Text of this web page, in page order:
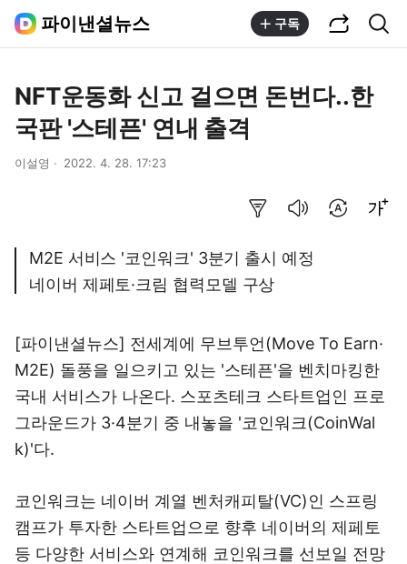
파이낸셜뉴스 구독
NFT운동화 신고 걸으면 돈번다..한
국판 '스테픈' 연내 출격
이설영 2022. 4. 28. 17:23
M2E 서비스 '코인워크' 3분기 출시 예정
네이버 제페토·크림 협력모델 구상
[파이낸셜뉴스] 전세계에 무브투언(Move To Earn·
M2E) 돌풍을 일으키고 있는 '스테픈'을 벤치마킹한
국내 서비스가 나온다. 스포츠테크 스타트업인 프로
그라운드가 3·4분기 중 내놓을 '코인워크(CoinWal
k)'다.
코인워크는 네이버 계열 벤처캐피탈(VC)인 스프링
캠프가 투자한 스타트업으로 향후 네이버의 제페토
등 다양한 서비스와 연계해 코인워크를 선보일 전망